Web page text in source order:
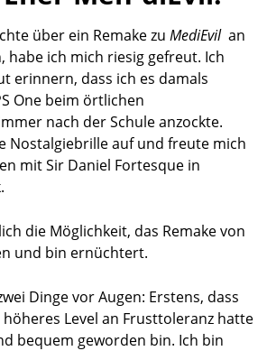
die Möglichkeit, das Remake von
und bin ernüchtert.
Dinge vor Augen: Erstens, dass
Level an Frusttoleranz hatte
bequem geworden bin. Ich bin
Spielen wieDark Souls, die mich mit
verhöhnen und mir meine
sind die Souls-likes aber
fair, da die meistens sehr
tatsächlich dabei helfen, dem
BeiMediEvilist das wie erwähnt
sich hier doch sehr viel Frust auf.